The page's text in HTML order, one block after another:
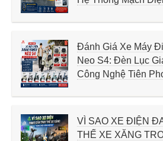
Đánh Giá Xe Máy
Neo S4: Đèn Lục
Công Nghệ Tiên
VÌ SAO XE ĐIỆN
THẾ XE XĂNG